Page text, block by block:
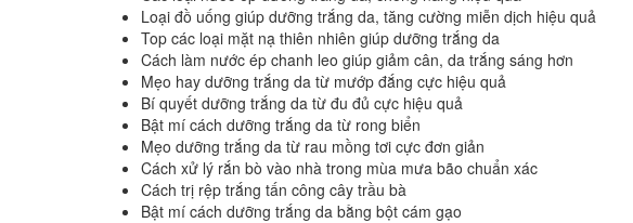
Loại đồ uống giúp dưỡng trắng da, tăng cường miễn dịch hiệu quả
Top các loại mặt nạ thiên nhiên giúp dưỡng trắng da
Cách làm nước ép chanh leo giúp giảm cân, da trắng sáng hơn
Mẹo hay dưỡng trắng da từ mướp đắng cực hiệu quả
Bí quyết dưỡng trắng da từ đu đủ cực hiệu quả
Bật mí cách dưỡng trắng da từ rong biển
Mẹo dưỡng trắng da từ rau mồng tơi cực đơn giản
Cách xử lý rắn bò vào nhà trong mùa mưa bão chuẩn xác
Cách trị rệp trắng tấn công cây trầu bà
Bật mí cách dưỡng trắng da bằng bột cám gạo